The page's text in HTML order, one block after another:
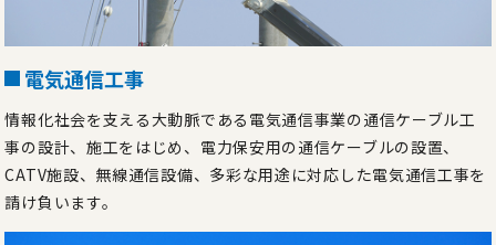
電気通信工事
情報化社会を支える大動脈である電気通信事業の通信ケーブル工
事の設計、施工をはじめ、電力保安用の通信ケーブルの設置、
CATV施設、無線通信設備、多彩な用途に対応した電気通信工事を
請け負います。